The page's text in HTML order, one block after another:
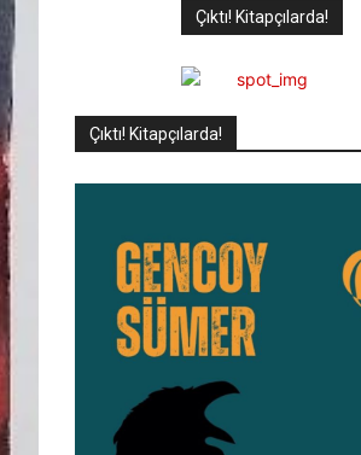
Çıktı! Kitapçılarda!
Çıktı! Kitapçılarda!